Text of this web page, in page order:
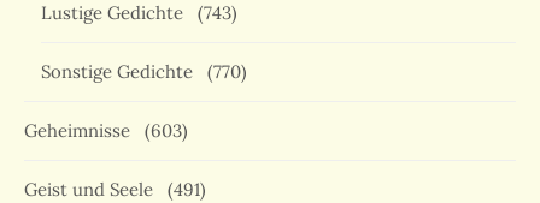
Lustige Gedichte (743)
Sonstige Gedichte (770)
Geheimnisse (603)
Geist und Seele (491)